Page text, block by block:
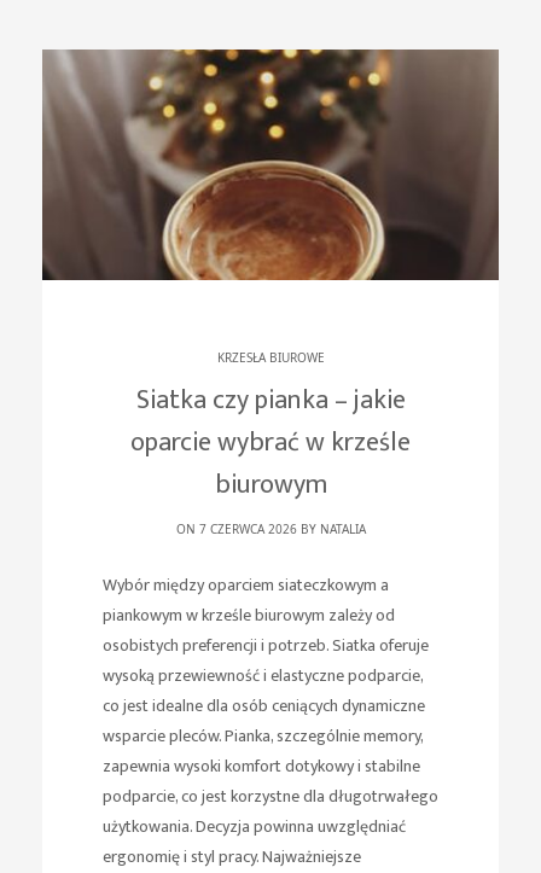
KRZESŁA BIUROWE
Siatka czy pianka – jakie
oparcie wybrać w krześle
biurowym
ON 7 CZERWCA 2026 BY NATALIA
Wybór między oparciem siateczkowym a
piankowym w krześle biurowym zależy od
osobistych preferencji i potrzeb. Siatka oferuje
wysoką przewiewność i elastyczne podparcie,
co jest idealne dla osób ceniących dynamiczne
wsparcie pleców. Pianka, szczególnie memory,
zapewnia wysoki komfort dotykowy i stabilne
podparcie, co jest korzystne dla długotrwałego
użytkowania. Decyzja powinna uwzględniać
ergonomię i styl pracy. Najważniejsze